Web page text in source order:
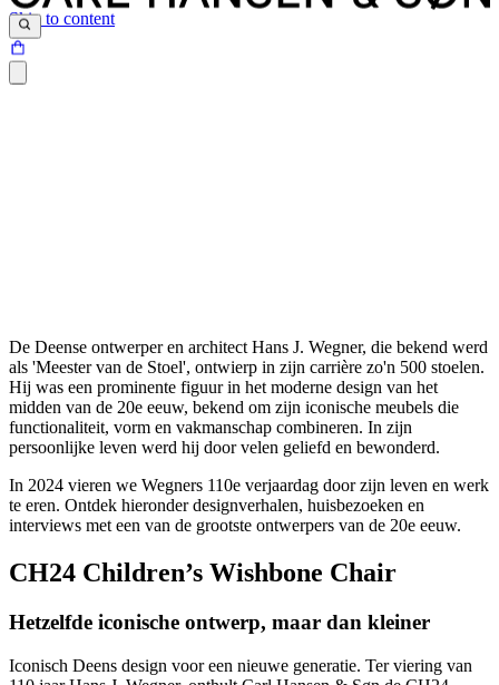
Skip to content
De Deense ontwerper en architect Hans J. Wegner, die bekend werd
als 'Meester van de Stoel', ontwierp in zijn carrière zo'n 500 stoelen.
Hij was een prominente figuur in het moderne design van het
midden van de 20e eeuw, bekend om zijn iconische meubels die
functionaliteit, vorm en vakmanschap combineren. In zijn
persoonlijke leven werd hij door velen geliefd en bewonderd.
In 2024 vieren we Wegners 110e verjaardag door zijn leven en werk
te eren. Ontdek hieronder designverhalen, huisbezoeken en
interviews met een van de grootste ontwerpers van de 20e eeuw.
CH24 Children’s Wishbone Chair
Hetzelfde iconische ontwerp, maar dan kleiner
Iconisch Deens design voor een nieuwe generatie. Ter viering van